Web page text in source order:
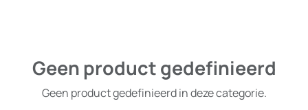
Geen product gedefinieerd
Geen product gedefinieerd in deze categorie.